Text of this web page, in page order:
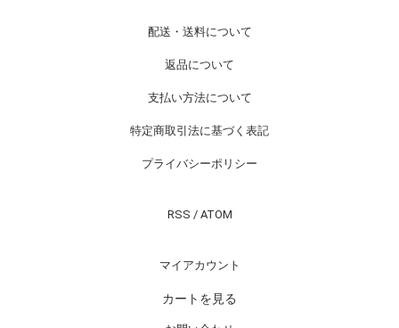
配送・送料について
返品について
支払い方法について
特定商取引法に基づく表記
プライバシーポリシー
RSS / ATOM
マイアカウント
カートを見る